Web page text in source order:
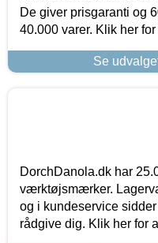
De giver prisgaranti og
40.000 varer. Klik her
Se
DorchDanola.dk har
værktøjsmærker.
og i kundeservice
rådgive dig. Klik her for